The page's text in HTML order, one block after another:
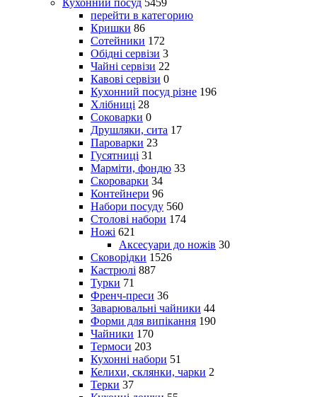
Кухонний посуд 5459
перейти в категорию
Кришки 86
Сотейники 172
Обідні сервізи 3
Чайні сервізи 22
Кавові сервізи 0
Кухонний посуд різне 196
Хлібниці 28
Соковарки 0
Друшляки, сита 17
Пароварки 23
Гусятниці 31
Марміти, фондю 33
Скороварки 34
Контейнери 96
Набори посуду 560
Столові набори 174
Ножі 621
Аксесуари до ножів 30
Сковорідки 1526
Кастрюлі 887
Турки 71
Френч-преси 36
Заварювальні чайники 44
Форми для випікання 190
Чайники 170
Термоси 203
Кухонні набори 51
Келихи, склянки, чарки 2
Терки 37